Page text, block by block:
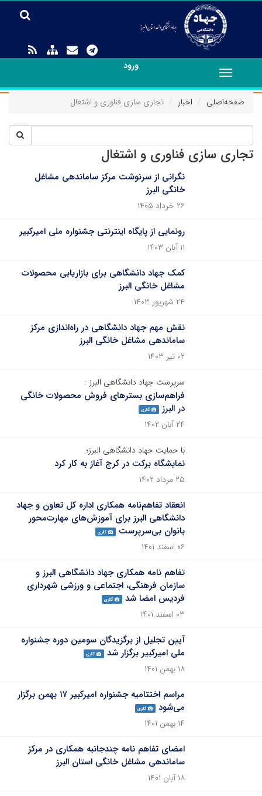
ورود
Toggle
navigation
صفحه‌اصلی
اخبار تجاری سازی فناوری و اشتغال
تجاری سازی فناوری و اشتغال
نگرانی از سرنوشت مرکز ساماندهی مشاغل
خانگی البرز
۲۶ خرداد ۱۴۰۵
رونمایی از پایگاه اینترنتی جشنواره ملی امیرکبیر
۱۱ آبان ۱۴۰۳
کمک جهاد دانشگاهی برای بازاریابی محصولات
مشاغل خانگی البرز
۲۴ شهریور ۱۴۰۳
نقش مهم جهاد دانشگاهی در راه‌اندازی مرکز
ساماندهی مشاغل خانگی البرز
۰۲ تیر ۱۴۰۳
سرپرست جهاد دانشگاهی البرز :
فراهم‌سازی بسترهای فروش محصولات خانگی
در البرز
گالری
۲۴ آبان ۱۴۰۲
با حمایت جهاد دانشگاهی البرز؛
نمایشگاه برکت در کرج آغاز به کار کرد
۲۵ مرداد ۱۴۰۲
انعقاد تفاهم‌نامه همکاری اداره کل تعاون و جهاد
دانشگاهی البرز برای آموزش‌های مهارت‌محور
بانوان بی‌سرپرست
گالری
۰۶ اسفند ۱۴۰۱
تفاهم نامه همکاری جهاد دانشگاهی البرز و
سازمان فرهنگی، اجتماعی و ورزشی شهرداری
فردیس امضا شد
گالری
۰۳ اسفند ۱۴۰۱
آیین تجلیل از برگزیدگان سومین دوره جشنواره
ملی امیرکبیر برگزار شد
گالری
۱۸ بهمن ۱۴۰۱
مراسم اختتامیه جشنواره امیرکبیر ۱۷ بهمن برگزار
می‌شود
گالری
۱۴ بهمن ۱۴۰۱
امضای تفاهم نامه چندجانبه همکاری در مرکز
ساماندهی مشاغل خانگی استان البرز
۱۸ آبان ۱۴۰۱